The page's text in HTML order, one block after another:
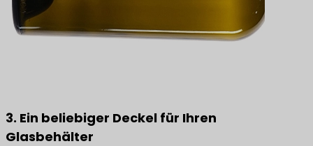
3. Ein beliebiger Deckel für Ihren
Glasbehälter